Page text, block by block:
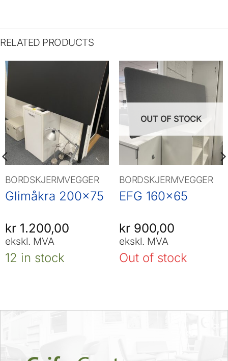
RELATED PRODUCTS
BORDSKJERMVEGGER
Glimåkra 200×75
kr1.200,00
ekskl. MVA
12 in stock
OUT OF STOCK
BORDSKJERMVEGGER
EFG 160×65
kr900,00
ekskl. MVA
Out of stock